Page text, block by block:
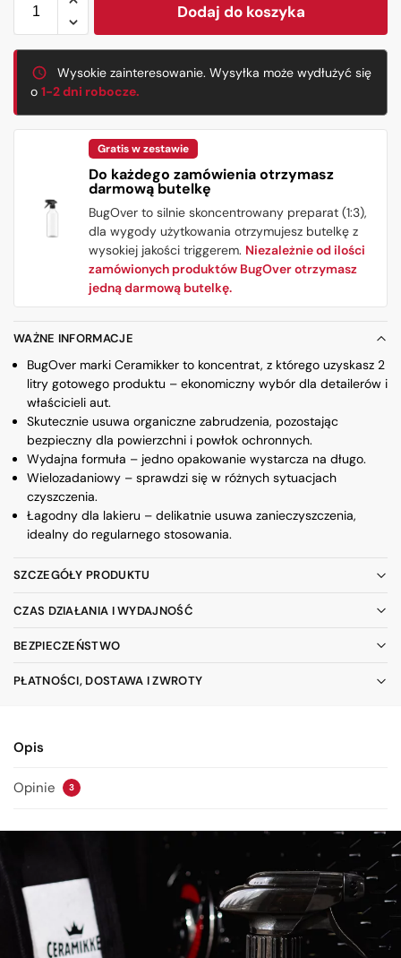
Dodaj do koszyka
Wysokie zainteresowanie. Wysyłka może wydłużyć się
o 1-2 dni robocze.
Gratis w zestawie
Do każdego zamówienia otrzymasz
darmową butelkę
BugOver to silnie skoncentrowany preparat (1:3),
dla wygody użytkowania otrzymujesz butelkę z
wysokiej jakości triggerem. Niezależnie od ilości
zamówionych produktów BugOver otrzymasz
jedną darmową butelkę.
WAŻNE INFORMACJE
BugOver marki Ceramikker to koncentrat, z którego uzyskasz 2
litry gotowego produktu – ekonomiczny wybór dla detailerów i
właścicieli aut.
Skutecznie usuwa organiczne zabrudzenia, pozostając
bezpieczny dla powierzchni i powłok ochronnych.
Wydajna formuła – jedno opakowanie wystarcza na długo.
Wielozadaniowy – sprawdzi się w różnych sytuacjach
czyszczenia.
Łagodny dla lakieru – delikatnie usuwa zanieczyszczenia,
idealny do regularnego stosowania.
SZCZEGÓŁY PRODUKTU
CZAS DZIAŁANIA I WYDAJNOŚĆ
BEZPIECZEŃSTWO
PŁATNOŚCI, DOSTAWA I ZWROTY
Opis
Opinie 3